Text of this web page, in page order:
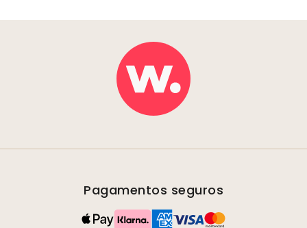
Pagamentos seguros